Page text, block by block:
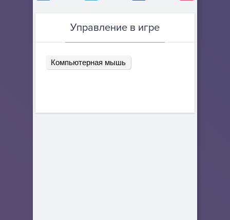
Управление в игре
Компьютерная мышь